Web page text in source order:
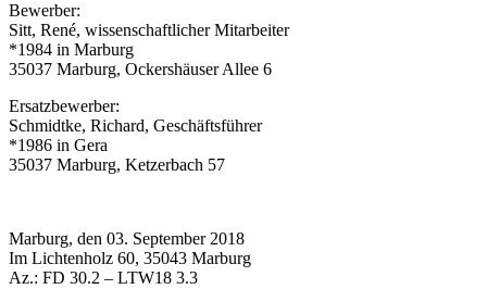
Bewerber:
Sitt, René, wissenschaftlicher Mitarbeiter
*1984 in Marburg
35037 Marburg, Ockershäuser Allee 6
Ersatzbewerber:
Schmidtke, Richard, Geschäftsführer
*1986 in Gera
35037 Marburg, Ketzerbach 57
Marburg, den 03. September 2018
Im Lichtenholz 60, 35043 Marburg
Az.: FD 30.2 – LTW18 3.3